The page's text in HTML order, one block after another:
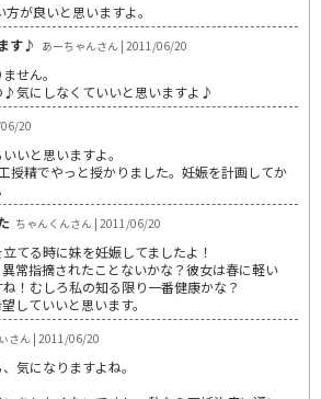
が良いと思いますよ。
す♪
あーちゃんさん | 2011/06/20
せん。
♪気にしなくていいと思いますよ♪
20
いと思いますよ。
授精でやっと授かりました。妊娠を計画してか
ちゃんくんさん | 2011/06/20
てる時に妹を妊娠してましたよ！
常指摘されたことないかな？彼女は春に軽い
！むしろ私の知る限り一番健康かな？
していいと思います。
さん | 2011/06/20
気になりますよね。